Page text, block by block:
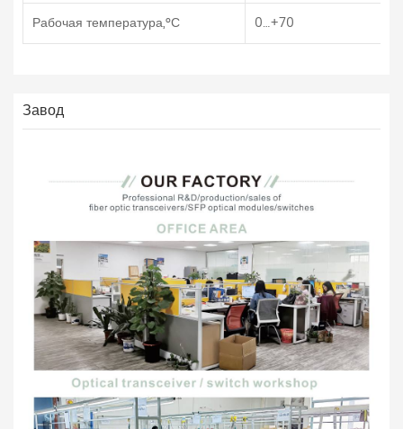
Рабочая температура,°С
0…+70
Завод